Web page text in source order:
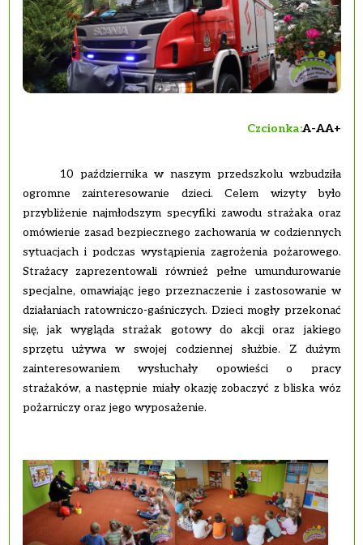
Czcionka:A-AA+
10 października w naszym przedszkolu wzbudziła
ogromne zainteresowanie dzieci. Celem wizyty było
przybliżenie najmłodszym specyfiki zawodu strażaka oraz
omówienie zasad bezpiecznego zachowania w codziennych
sytuacjach i podczas wystąpienia zagrożenia pożarowego.
Strażacy zaprezentowali również pełne umundurowanie
specjalne, omawiając jego przeznaczenie i zastosowanie w
działaniach ratowniczo-gaśniczych. Dzieci mogły przekonać
się, jak wygląda strażak gotowy do akcji oraz jakiego
sprzętu używa w swojej codziennej służbie. Z dużym
zainteresowaniem wysłuchały opowieści o pracy
strażaków, a następnie miały okazję zobaczyć z bliska wóz
pożarniczy oraz jego wyposażenie.